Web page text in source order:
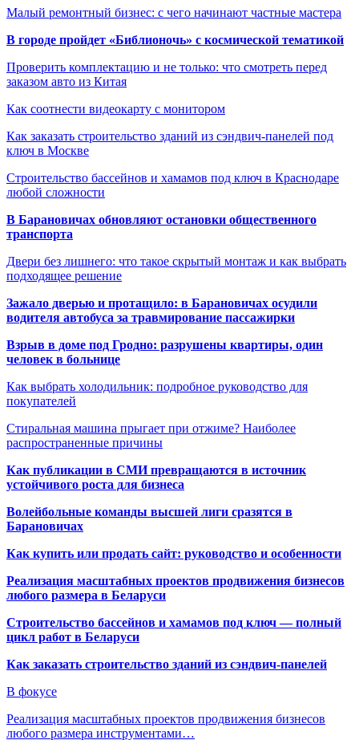
Малый ремонтный бизнес: с чего начинают частные мастера
В городе пройдет «Библионочь» с космической тематикой
Проверить комплектацию и не только: что смотреть перед
заказом авто из Китая
Как соотнести видеокарту с монитором
Как заказать строительство зданий из сэндвич-панелей под
ключ в Москве
Строительство бассейнов и хамамов под ключ в Краснодаре
любой сложности
В Барановичах обновляют остановки общественного
транспорта
Двери без лишнего: что такое скрытый монтаж и как выбрать
подходящее решение
Зажало дверью и протащило: в Барановичах осудили
водителя автобуса за травмирование пассажирки
Взрыв в доме под Гродно: разрушены квартиры, один
человек в больнице
Как выбрать холодильник: подробное руководство для
покупателей
Стиральная машина прыгает при отжиме? Наиболее
распространенные причины
Как публикации в СМИ превращаются в источник
устойчивого роста для бизнеса
Волейбольные команды высшей лиги сразятся в
Барановичах
Как купить или продать сайт: руководство и особенности
Реализация масштабных проектов продвижения бизнесов
любого размера в Беларуси
Строительство бассейнов и хамамов под ключ — полный
цикл работ в Беларуси
Как заказать строительство зданий из сэндвич-панелей
В фокусе
Реализация масштабных проектов продвижения бизнесов
любого размера инструментами…